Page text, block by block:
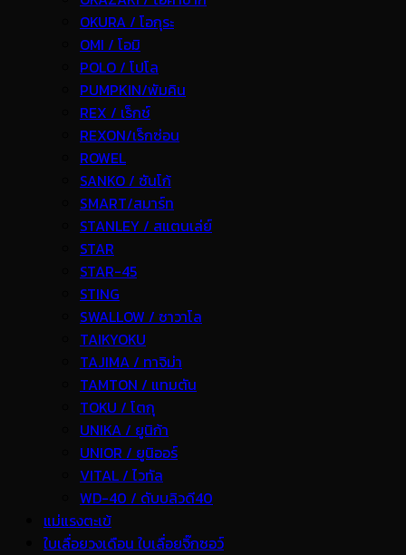
OKURA / โอกุระ
OMI / โอมิ
POLO / โปโล
PUMPKIN/พัมคิน
REX / เร็กช์
REXON/เร็กซ่อน
ROWEL
SANKO / ซันโก้
SMART/สมาร์ท
STANLEY / สแตนเล่ย์
STAR
STAR-45
STING
SWALLOW / ซาวาโล
TAIKYOKU
TAJIMA / ทาจิม่า
TAMTON / แทมตัน
TOKU / โตกุ
UNIKA / ยูนิก้า
UNIOR / ยูนิออร์
VITAL / ไวทัล
WD-40 / ดับบลิวดี40
แม่แรงตะเข้
ใบเลื่อยวงเดือน ใบเลื่อยจิ๊กซอว์